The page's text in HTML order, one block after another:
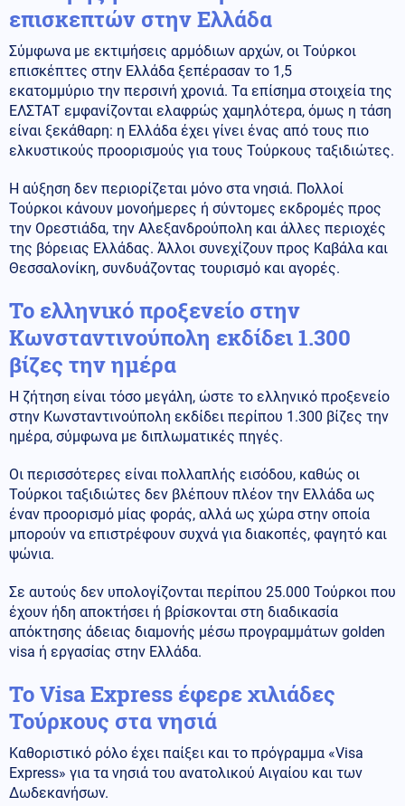
επισκεπτών στην Ελλάδα
Σύμφωνα με εκτιμήσεις αρμόδιων αρχών, οι Τούρκοι
επισκέπτες στην Ελλάδα ξεπέρασαν το 1,5
εκατομμύριο την περσινή χρονιά. Τα επίσημα στοιχεία της
ΕΛΣΤΑΤ εμφανίζονται ελαφρώς χαμηλότερα, όμως η τάση
είναι ξεκάθαρη: η Ελλάδα έχει γίνει ένας από τους πιο
ελκυστικούς προορισμούς για τους Τούρκους ταξιδιώτες.
Η αύξηση δεν περιορίζεται μόνο στα νησιά. Πολλοί
Τούρκοι κάνουν μονοήμερες ή σύντομες εκδρομές προς
την Ορεστιάδα, την Αλεξανδρούπολη και άλλες περιοχές
της βόρειας Ελλάδας. Άλλοι συνεχίζουν προς Καβάλα και
Θεσσαλονίκη, συνδυάζοντας τουρισμό και αγορές.
Το ελληνικό προξενείο στην
Κωνσταντινούπολη εκδίδει 1.300
βίζες την ημέρα
Η ζήτηση είναι τόσο μεγάλη, ώστε το ελληνικό προξενείο
στην Κωνσταντινούπολη εκδίδει περίπου 1.300 βίζες την
ημέρα, σύμφωνα με διπλωματικές πηγές.
Οι περισσότερες είναι πολλαπλής εισόδου, καθώς οι
Τούρκοι ταξιδιώτες δεν βλέπουν πλέον την Ελλάδα ως
έναν προορισμό μίας φοράς, αλλά ως χώρα στην οποία
μπορούν να επιστρέφουν συχνά για διακοπές, φαγητό και
ψώνια.
Σε αυτούς δεν υπολογίζονται περίπου 25.000 Τούρκοι που
έχουν ήδη αποκτήσει ή βρίσκονται στη διαδικασία
απόκτησης άδειας διαμονής μέσω προγραμμάτων golden
visa ή εργασίας στην Ελλάδα.
Το Visa Express έφερε χιλιάδες
Τούρκους στα νησιά
Καθοριστικό ρόλο έχει παίξει και το πρόγραμμα «Visa
Express» για τα νησιά του ανατολικού Αιγαίου και των
Δωδεκανήσων.